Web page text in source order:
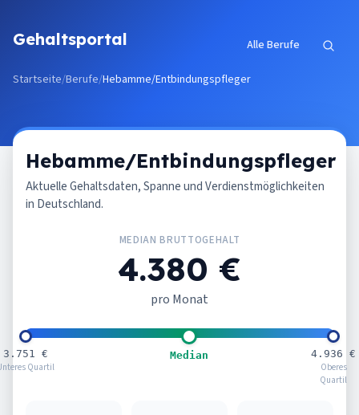
Gehaltsportal Alle Berufe
Startseite/Berufe/Hebamme/Entbindungspfleger
Hebamme/Entbindungspfleger
Aktuelle Gehaltsdaten, Spanne und Verdienstmöglichkeiten
in Deutschland.
MEDIAN BRUTTOGEHALT
4.380 €
pro Monat
3.751 €
Quartil
Median
4.936 €
Oberes
Quartil